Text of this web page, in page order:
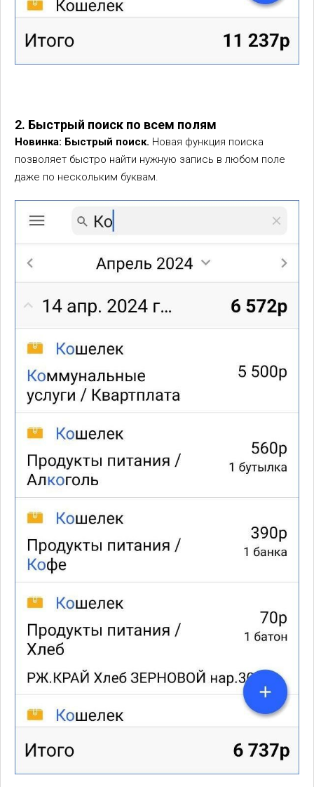
2. Быстрый поиск по всем полям
Новинка: Быстрый поиск. Новая функция поиска
позволяет быстро найти нужную запись в любом поле
даже по нескольким буквам.